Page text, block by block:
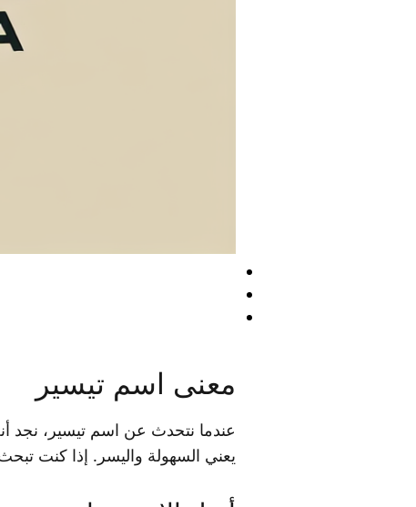
معنى اسم تيسير
عندما نتحدث عن اسم تيسير، نجد
يعني السهولة واليسر. إذا كنت